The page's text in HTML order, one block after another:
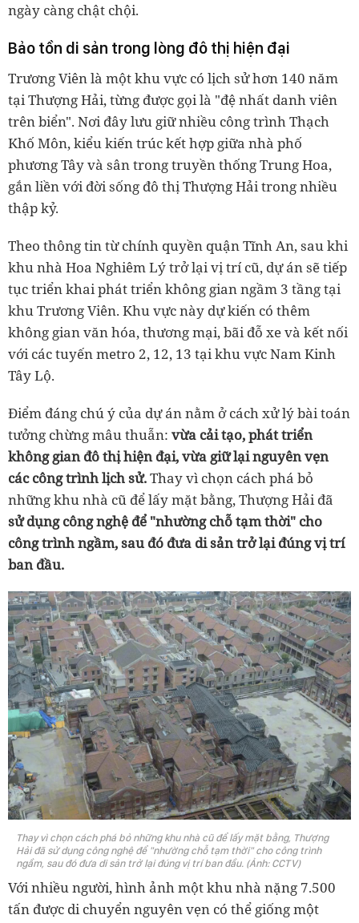
ngày càng chật chội.
Bảo tồn di sản trong lòng đô thị hiện đại
Trương Viên là một khu vực có lịch sử hơn 140 năm
tại Thượng Hải, từng được gọi là "đệ nhất danh viên
trên biển". Nơi đây lưu giữ nhiều công trình Thạch
Khố Môn, kiểu kiến trúc kết hợp giữa nhà phố
phương Tây và sân trong truyền thống Trung Hoa,
gắn liền với đời sống đô thị Thượng Hải trong nhiều
thập kỷ.
Theo thông tin từ chính quyền quận Tĩnh An, sau khi
khu nhà Hoa Nghiêm Lý trở lại vị trí cũ, dự án sẽ tiếp
tục triển khai phát triển không gian ngầm 3 tầng tại
khu Trương Viên. Khu vực này dự kiến có thêm
không gian văn hóa, thương mại, bãi đỗ xe và kết nối
với các tuyến metro 2, 12, 13 tại khu vực Nam Kinh
Tây Lộ.
Điểm đáng chú ý của dự án nằm ở cách xử lý bài toán
tưởng chừng mâu thuẫn: vừa cải tạo, phát triển
không gian đô thị hiện đại, vừa giữ lại nguyên vẹn
các công trình lịch sử.Thay vì chọn cách phá bỏ
những khu nhà cũ để lấy mặt bằng, Thượng Hải đã
sử dụng công nghệ để "nhường chỗ tạm thời" cho
công trình ngầm, sau đó đưa di sản trở lại đúng vị trí
ban đầu.
Thay vì chọn cách phá bỏ những khu nhà cũ để lấy mặt bằng, Thượng
Hải đã sử dụng công nghệ để "nhường chỗ tạm thời" cho công trình
ngầm, sau đó đưa di sản trở lại đúng vị trí ban đầu. (Ảnh: CCTV)
Với nhiều người, hình ảnh một khu nhà nặng 7.500
tấn được di chuyển nguyên vẹn có thể giống một